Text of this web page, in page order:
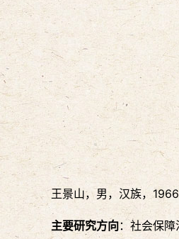
王景山，男，汉族，
主要研究方向：社会保